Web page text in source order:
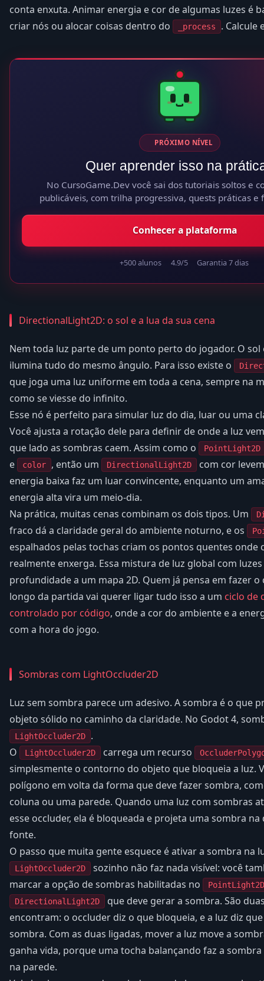
conta enxuta. Animar energia e cor de algumas luzes é
criar nós ou alocar coisas dentro do
_process . Calcule
PRÓXIMO NÍVEL
Quer aprender isso na
No CursoGame.Dev você sai dos tutoriais soltos e
publicáveis, com trilha progressiva, quests práticas e
Conhecer a plataforma
+500 alunos 4.9/5 Garantia 7 dias
DirectionalLight2D: o sol e a lua da sua cena
Nem toda luz parte de um ponto perto do jogador. O sol
ilumina tudo do mesmo ângulo. Para isso existe o
que joga uma luz uniforme em toda a cena, sempre na
como se viesse do infinito.
Esse nó é perfeito para simular luz do dia, luar ou uma
Você ajusta a rotação dele para definir de onde a luz
que lado as sombras caem. Assim como o
PointLight2D
e color , então um DirectionalLight2D
com cor
energia baixa faz um luar convincente, enquanto um
energia alta vira um meio-dia.
Na prática, muitas cenas combinam os dois tipos. Um
fraco dá a claridade geral do ambiente noturno, e os
espalhados pelas tochas criam os pontos quentes onde
realmente enxerga. Essa mistura de luz global com
profundidade a um mapa 2D. Quem já pensa em fazer o
longo da partida vai querer ligar tudo isso a um ciclo de
controlado por código, onde a cor do ambiente e a
com a hora do jogo.
Sombras com LightOccluder2D
Luz sem sombra parece um adesivo. A sombra é o que
objeto sólido no caminho da claridade. No Godot 4,
LightOccluder2D
.
O
LightOccluder2D carrega um recurso
simplesmente o contorno do objeto que bloqueia a luz.
polígono em volta da forma que deve fazer sombra,
coluna ou uma parede. Quando uma luz com sombras
esse occluder, ela é bloqueada e projeta uma sombra
fonte.
O passo que muita gente esquece é ativar a sombra na
LightOccluder2D
sozinho não faz nada visível: você
marcar a opção de sombras habilitadas no
PointLight2D
DirectionalLight2D
que deve gerar a sombra. São
encontram: o occluder diz o que bloqueia, e a luz diz
sombra. Com as duas ligadas, mover a luz move a
ganha vida, porque uma tocha balançando faz a
na parede.